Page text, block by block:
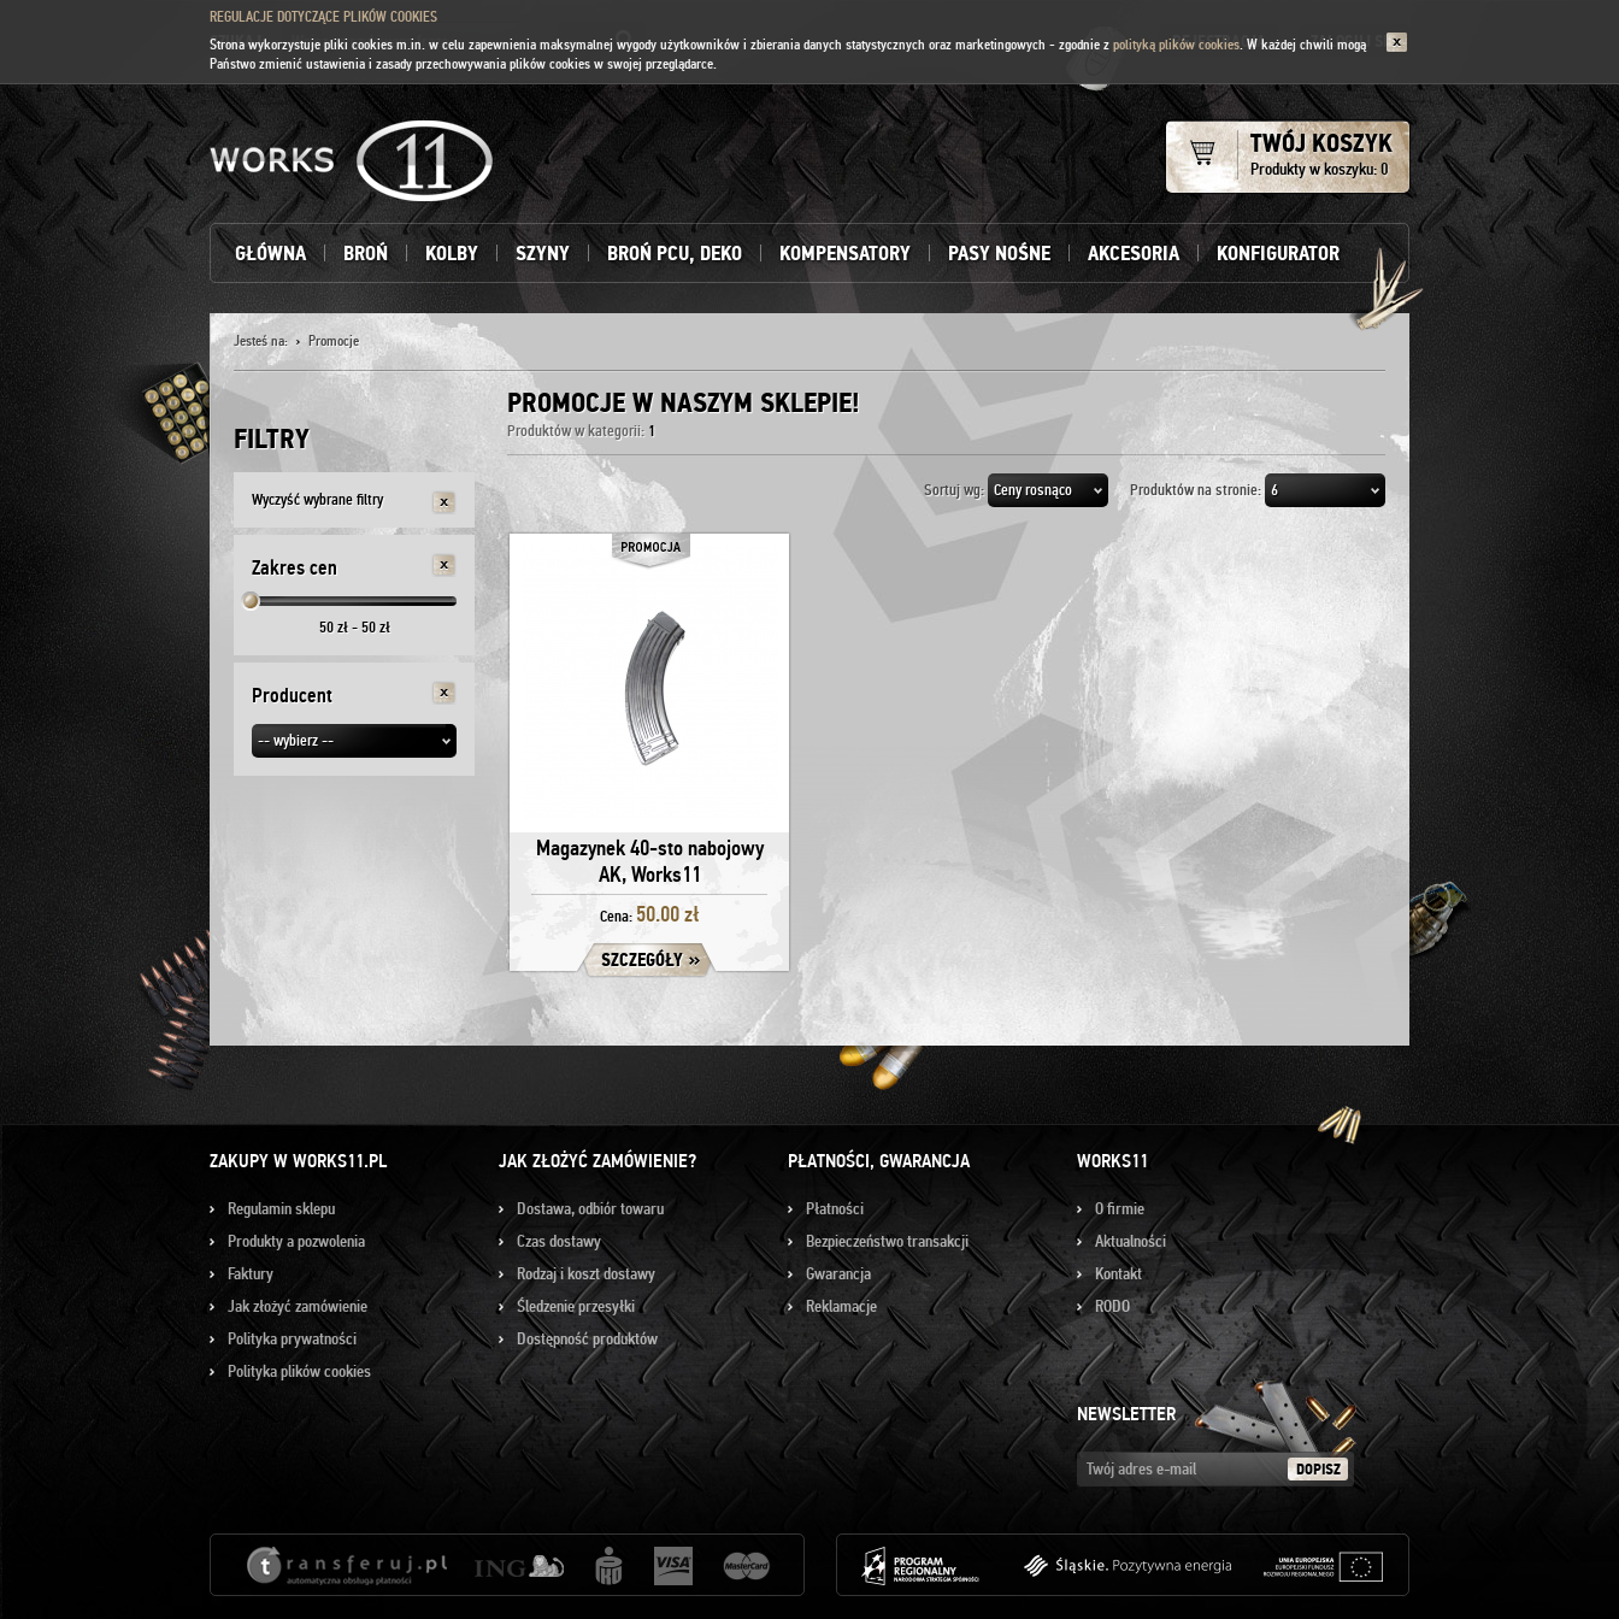
REGULACJE DOTYCZĄCE PLIKÓW COOKIES
Strona wykorzystuje pliki cookies m.in. w celu zapewnienia maksymalnej wygody użytkowników i zbierania danych statystycznych oraz marketingowych - zgodnie z polityką plików cookies. W każdej chwili mogą
Państwo zmienić ustawienia i zasady przechowywania plików cookies w swojej przeglądarce.
SZUKAJ: ZALOGUJ SIĘ
REJESTRACJA
TWÓJ KOSZYK
Produkty w koszyku:0
GŁÓWNA BROŃ KOLBY SZYNY BROŃ PCU, DEKO KOMPENSATORY PASY NOŚNE AKCESORIA KONFIGURATOR
Jesteś na: Promocje
FILTRY
Wyczyść wybrane filtry
Zakres cen
50zł -50zł
Producent
-- wybierz --
Produktów w kategorii: 1
PROMOCJE W NASZYM SKLEPIE!
6
Produktów na stronie:
Ceny rosnąco
Sortuj wg:
Magazynek 40-sto nabojowy
AK, Works11
Cena: 50.00 zł
SZCZEGÓŁY
ZAKUPY W WORKS11.PL
Regulamin sklepu
Produkty a pozwolenia
Faktury
Jak złożyć zamówienie
Polityka prywatności
Polityka plików cookies
JAK ZŁOŻYĆ ZAMÓWIENIE?
Dostawa, odbiór towaru
Czas dostawy
Rodzaj i koszt dostawy
Śledzenie przesyłki
Dostępność produktów
PŁATNOŚCI, GWARANCJA
Płatności
Bezpieczeństwo transakcji
Gwarancja
Reklamacje
WORKS11
O firmie
Aktualności
Kontakt
RODO
NEWSLETTER